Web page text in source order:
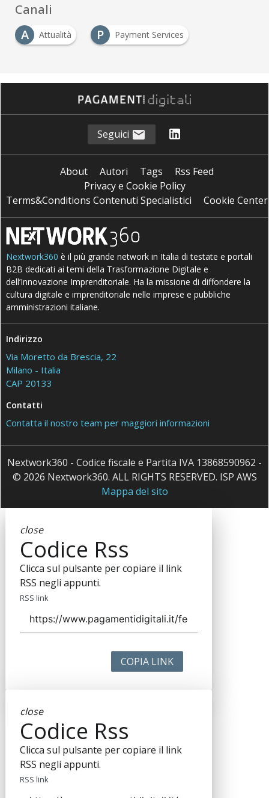
Canali
A
Attualità P Payment Services
Seguici
About Autori Tags
Rss Feed
Privacy e Cookie Policy
Terms&Conditions Contenuti Specialistici
Cookie Center
Nextwork360 è il più grande network in Italia di testate e portali
B2B dedicati ai temi della Trasformazione Digitale e
dell’Innovazione Imprenditoriale. Ha la missione di diffondere la
cultura digitale e imprenditoriale nelle imprese e pubbliche
amministrazioni italiane.
Indirizzo
Via Moretto da Brescia, 22
Milano - Italia
CAP 20133
Contatti
Contatta il nostro team per maggiori informazioni
Nextwork360 - Codice fiscale e Partita IVA 13868590962 -
© 2026 Nextwork360. ALL RIGHTS RESERVED. ISP AWS
Mappa del sito
close
Codice Rss
Clicca sul pulsante per copiare il link
RSS negli appunti.
RSS link
COPIA LINK
close
Codice Rss
Clicca sul pulsante per copiare il link
RSS negli appunti.
RSS link